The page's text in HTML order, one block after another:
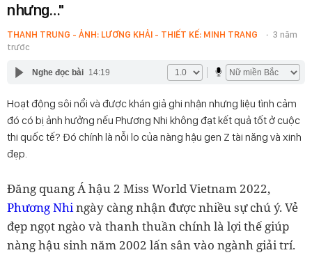
nhưng…"
THANH TRUNG - ẢNH: LƯƠNG KHẢI - THIẾT KẾ: MINH TRANG
3 năm
trước
Nghe đọc bài 14:19
Hoạt động sôi nổi và được khán giả ghi nhận nhưng liệu tình cảm
đó có bị ảnh hưởng nếu Phương Nhi không đạt kết quả tốt ở cuộc
thi quốc tế? Đó chính là nỗi lo của nàng hậu gen Z tài năng và xinh
đẹp.
Đăng quang Á hậu 2 Miss World Vietnam 2022,
Phương Nhingày càng nhận được nhiều sự chú ý. Vẻ
đẹp ngọt ngào và thanh thuần chính là lợi thế giúp
nàng hậu sinh năm 2002 lấn sân vào ngành giải trí.